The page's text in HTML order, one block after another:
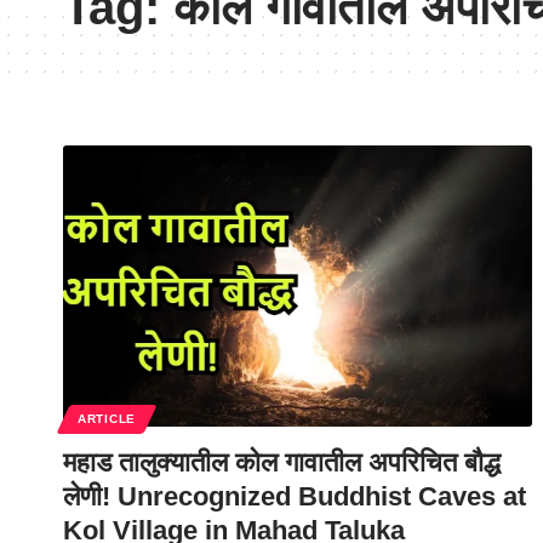
ARTICLE
महाड तालुक्यातील कोल गावातील अपरिचित बौद्ध
लेणी! Unrecognized Buddhist Caves at
Kol Village in Mahad Taluka